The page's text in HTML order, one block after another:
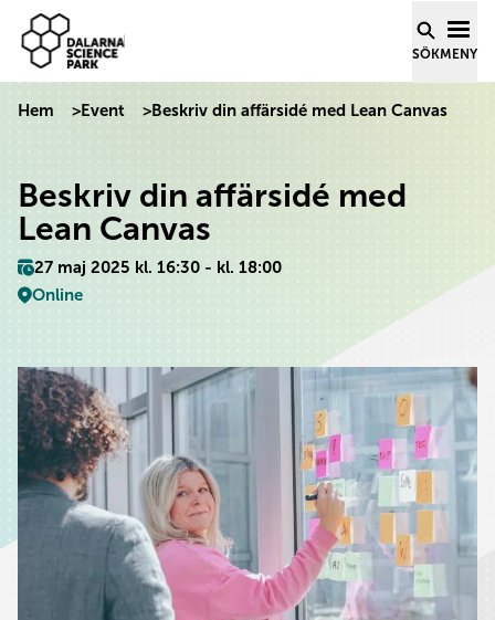
Hoppa till innehåll
Dalarna Science Park
SÖKMENY
Hem >Event >Beskriv din affärsidé med Lean Canvas
Beskriv din affärsidé med
Lean Canvas
27 maj 2025 kl. 16:30 - kl. 18:00
Online